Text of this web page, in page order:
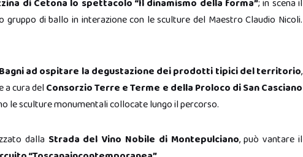
di Cetona lo spettacolo “Il dinamismo della forma”; in scena il
di ballo in interazione con le sculture del Maestro Claudio Nicoli.
Bagni ad ospitare la degustazione dei prodotti tipici del territorio,
a cura del Consorzio Terre e Terme e della Proloco di San Casciano
le sculture monumentali collocate lungo il percorso.
dalla Strada del Vino Nobile di Montepulciano, può vantare il